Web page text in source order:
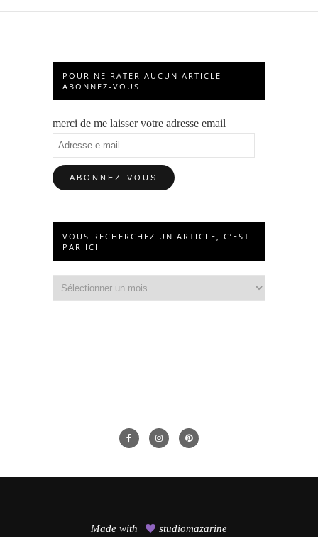
POUR NE RATER AUCUN ARTICLE
ABONNEZ-VOUS
merci de me laisser votre adresse email
Adresse
e-
mail
VOUS RECHERCHEZ UN ARTICLE, C’EST
PAR ICI
recherchez
Made with studiomazarine